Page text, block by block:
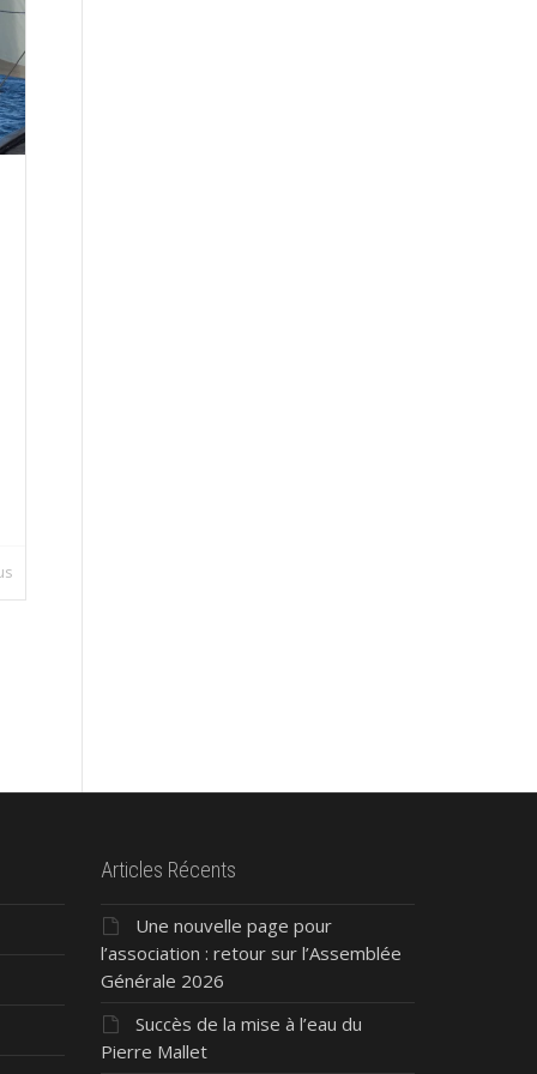
Articles Récents
Une nouvelle page pour
l’association : retour sur l’Assemblée
Générale 2026
Succès de la mise à l’eau du
Pierre Mallet